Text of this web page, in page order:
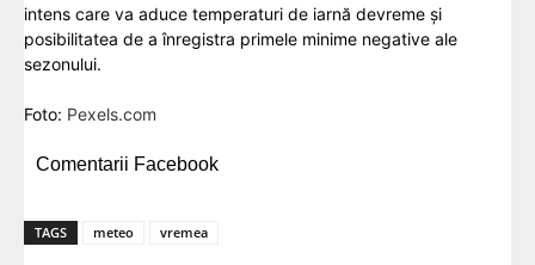
intens care va aduce temperaturi de iarnă devreme și
posibilitatea de a înregistra primele minime negative ale
sezonului.
Foto: Pexels.com
Comentarii Facebook
TAGS meteo vremea